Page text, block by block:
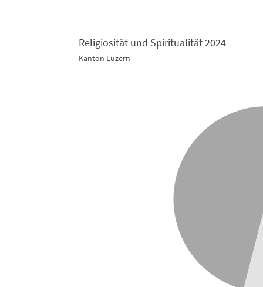
Religiosität und Spiritualität 2024
Kanton Luzern